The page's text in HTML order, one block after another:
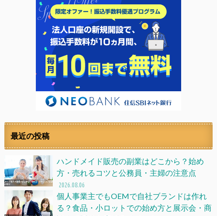
最近の投稿
ハンドメイド販売の副業はどこから？始め
方・売れるコツと公務員・主婦の注意点
2026.08.06
個人事業主でもOEMで自社ブランドは作れ
る？食品・小ロットでの始め方と展示会・商